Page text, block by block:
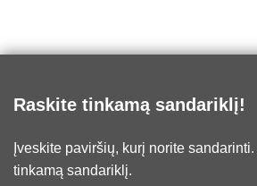
Raskite tinkamą sandariklį!
Įveskite paviršių, kurį norite
tinkamą sandariklį.